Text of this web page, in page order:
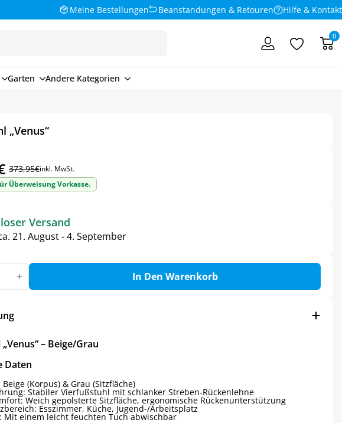
Meine Bestellungen Beanstandungen & Retouren Hilfe & Kontakt
0
Garten Andere Kategorien
„Venus“
373,95€inkl. MwSt.
Überweisung Vorkasse.
Versand
21. August - 4. September
In Den Warenkorb
– Beige/Grau
Daten
Beige (Korpus) & Grau (Sitzfläche)
Stabiler Vierfußstuhl mit schlanker Streben-Rückenlehne
Weich gepolsterte Sitzfläche, ergonomische Rückenunterstützung
Esszimmer, Küche, Jugend-/Arbeitsplatz
Mit einem leicht feuchten Tuch abwischbar